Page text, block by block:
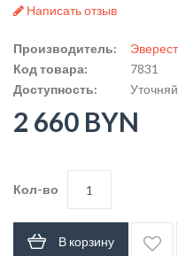
Написать отзыв
Производитель:
Эверест
Код товара:
7831
Доступность:
2 660 BYN
Кол-во
В корзину